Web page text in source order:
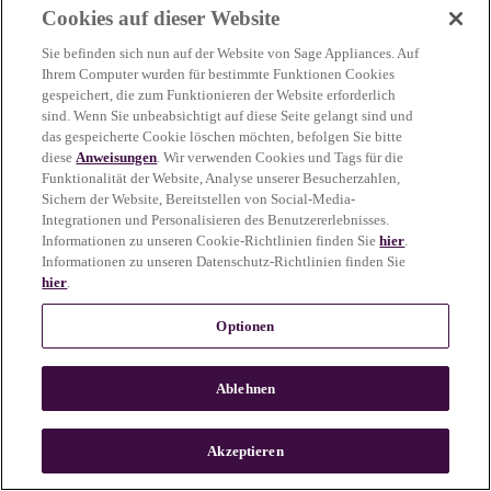
more information)
n
Cookies auf dieser Website
Sie befinden sich nun auf der Website von Sage Appliances. Auf
Ihrem Computer wurden für bestimmte Funktionen Cookies
gespeichert, die zum Funktionieren der Website erforderlich
sind. Wenn Sie unbeabsichtigt auf diese Seite gelangt sind und
das gespeicherte Cookie löschen möchten, befolgen Sie bitte
dieseAnweisungen. Wir verwenden Cookies und Tags für die
Funktionalität der Website, Analyse unserer Besucherzahlen,
Sichern der Website, Bereitstellen von Social-Media-
Integrationen und Personalisieren des Benutzererlebnisses.
Informationen zu unseren Cookie-Richtlinien finden Siehier.
Informationen zu unseren Datenschutz-Richtlinien finden Sie
hier.
Optionen
Ablehnen
Akzeptieren